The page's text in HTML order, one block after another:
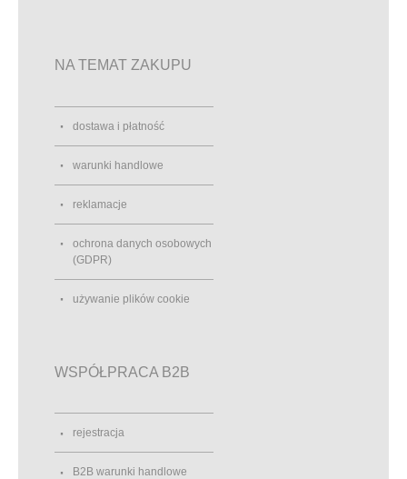
NA TEMAT ZAKUPU
dostawa i płatność
warunki handlowe
reklamacje
ochrona danych osobowych
(GDPR)
używanie plików cookie
WSPÓŁPRACA B2B
rejestracja
B2B warunki handlowe